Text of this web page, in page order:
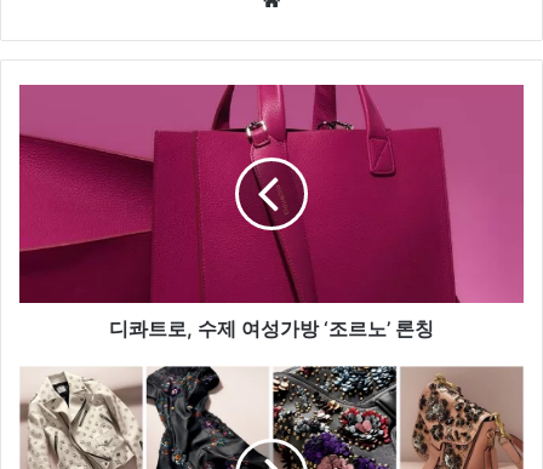
te
트
제
성
조
르
노
디콰트로, 수제 여성가방 ‘조르노’ 론칭
치
X
로